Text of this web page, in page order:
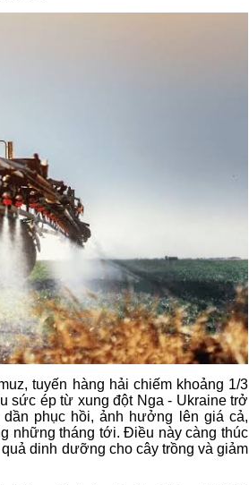
tuyến hàng hải chiếm khoảng 1/3
sức ép từ xung đột Nga - Ukraine trở
phục hồi, ảnh hưởng lên giá cả,
những tháng tới. Điều này càng thúc
dinh dưỡng cho cây trồng và giảm